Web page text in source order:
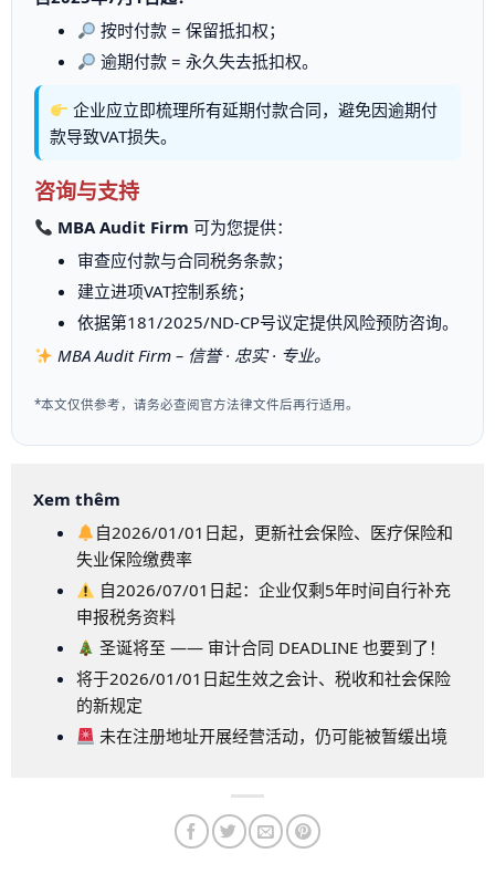
按时付款 = 保留抵扣权；
逾期付款 = 永久失去抵扣权。
企业应立即梳理所有延期付款合同，避免因逾期付
款导致VAT损失。
咨询与支持
MBA Audit Firm 可为您提供：
审查应付款与合同税务条款；
建立进项VAT控制系统；
依据第181/2025/ND-CP号议定提供风险预防咨询。
MBA Audit Firm – 信誉 · 忠实 · 专业。
*本文仅供参考，请务必查阅官方法律文件后再行适用。
Xem thêm
自2026/01/01日起，更新社会保险、医疗保险和
失业保险缴费率
自2026/07/01日起：企业仅剩5年时间自行补充
申报税务资料
圣诞将至 —— 审计合同 DEADLINE 也要到了！
将于2026/01/01日起生效之会计、税收和社会保险
的新规定
未在注册地址开展经营活动，仍可能被暂缓出境